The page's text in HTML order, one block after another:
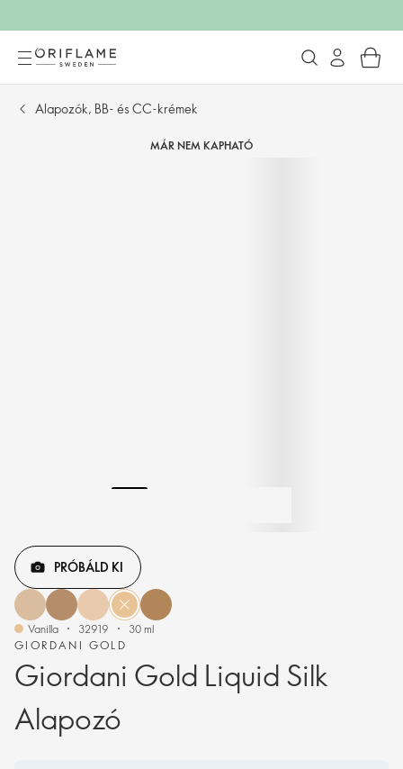
Alapozók, BB- és CC-krémek
MÁR NEM KAPHATÓ
GIORDANI GOLD
Giordani Gold Liquid Silk
Alapozó
PRÓBÁLD KI
Vanilla 32919 30 ml